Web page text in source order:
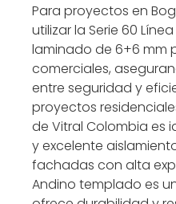
Para proyectos en
utilizar la Serie 60
laminado de 6+6 mm
comerciales,
entre seguridad y
proyectos
de Vitral Colombia es
y excelente
fachadas con alta
Andino templado es